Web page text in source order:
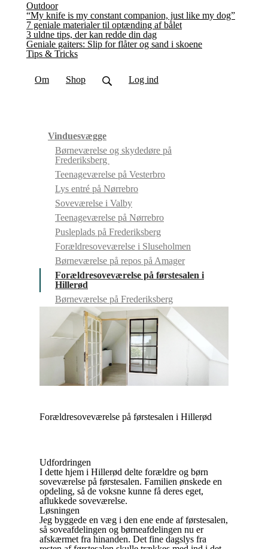
Outdoor
“My knife is my constant companion, just like my dog”
7 geniale materialer til optænding af bålet
3 uldne tips, der kan redde din dag
Geniale gaiters: Slip for flåter og sand i skoene
Tips & Tricks
Om Shop Log ind
Vinduesvægge
Børneværelse og skydedøre på
Frederiksberg
Teenageværelse på Vesterbro
Lys entré på Nørrebro
Soveværelse i Valby
Teenageværelse på Nørrebro
Pusleplads på Frederiksberg
Forældresoveværelse i Sluseholmen
Børneværelse på repos på Amager
Forældresoveværelse på førstesalen i
Hillerød
Børneværelse på Frederiksberg
Forældresoveværelse på førstesalen i Hillerød
Udfordringen
I dette hjem i Hillerød delte forældre og børn
soveværelse på førstesalen. Familien ønskede en
opdeling, så de voksne kunne få deres eget,
aflukkede soveværelse.
Løsningen
Jeg byggede en væg i den ene ende af førstesalen,
så soveafdelingen og børneafdelingen nu er
afskærmet fra hinanden. Det fine dagslys fra